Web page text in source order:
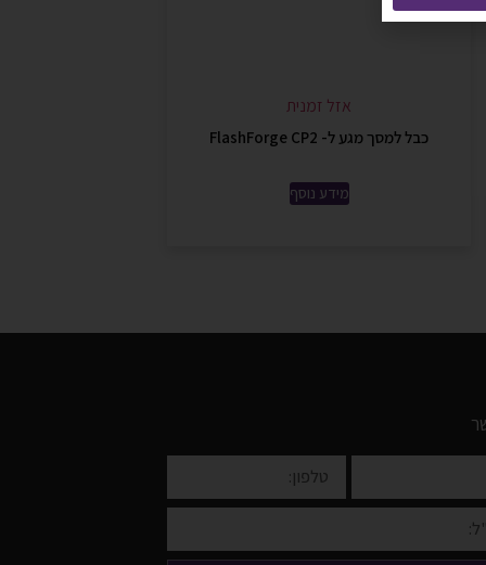
אזל זמנית
כבל למסך מגע ל- FlashForge CP2
מידע נוסף